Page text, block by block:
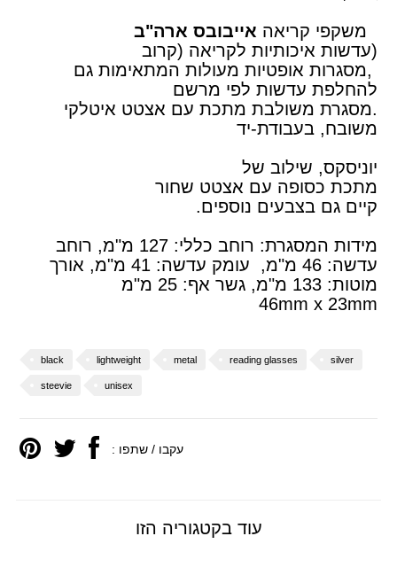
משקפי קריאה אייבובס ארה"ב
(עדשות איכותיות לקריאה (קרוב
,מסגרות אופטיות מעולות המתאימות גם
להחלפת עדשות לפי מרשם
.מסגרת משולבת מתכת עם אצטט איטלקי
משובח, בעבודת-יד
יוניסקס, שילוב של
מתכת כסופה עם אצטט שחור
קיים גם בצבעים נוספים.
מידות המסגרת: רוחב כללי: 127 מ"מ, רוחב
עדשה: 46 מ"מ, עומק עדשה: 41 מ"מ, אורך
מוטות: 133 מ"מ, גשר אף: 25 מ"מ
46mm x 23mm
black lightweight metal reading glasses silver
steevie unisex
עקבו / שתפו :
עוד בקטגוריה הזו